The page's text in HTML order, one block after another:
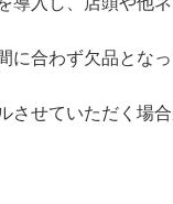
に合わず欠品とな
せていただく場合